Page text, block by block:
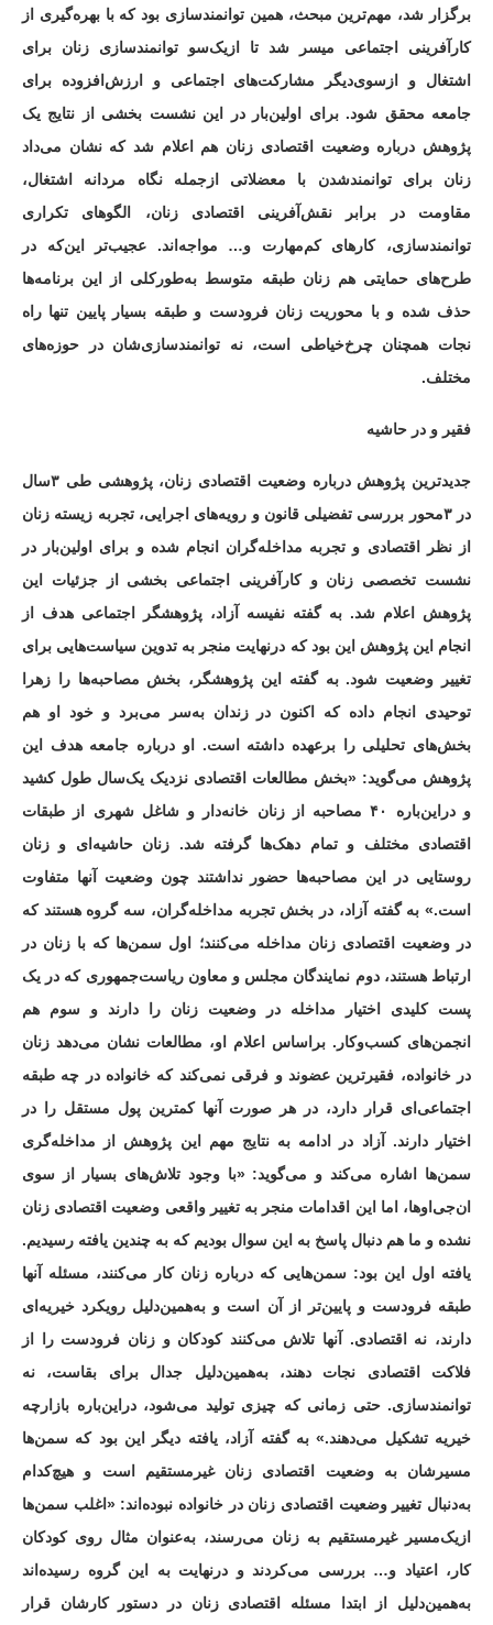
برگزار شد، مهم‌ترین مبحث، همین توانمندسازی بود که با بهره‌گیری از
کارآفرینی اجتماعی میسر شد تا ازیک‌سو توانمندسازی زنان برای
اشتغال و ازسوی‌دیگر مشارکت‌های اجتماعی و ارزش‌افزوده برای
جامعه محقق شود. برای اولین‌بار در این نشست بخشی از نتایج یک
پژوهش درباره وضعیت اقتصادی زنان هم اعلام شد که نشان می‌داد
زنان برای توانمندشدن با معضلاتی ازجمله نگاه مردانه اشتغال،
مقاومت در برابر نقش‌آفرینی اقتصادی زنان، الگوهای تکراری
توانمندسازی، کارهای کم‌مهارت و… مواجه‌اند. عجیب‌تر این‌که در
طرح‌های حمایتی هم زنان طبقه متوسط به‌طورکلی از این برنامه‌ها
حذف شده و با محوریت زنان فرودست و طبقه بسیار پایین تنها راه
نجات‌ همچنان چرخ‌خیاطی است، نه توانمندسازی‌شان در حوزه‌های
مختلف.
فقیر و در حاشیه
جدیدترین پژوهش درباره وضعیت اقتصادی زنان، پژوهشی طی ۳سال
در ۳محور بررسی تفضیلی قانون و رویه‌های اجرایی، تجربه زیسته زنان
از نظر اقتصادی و تجربه مداخله‌گران انجام شده و برای اولین‌بار در
نشست تخصصی زنان و کارآفرینی اجتماعی بخشی از جزئیات این
پژوهش اعلام شد. به گفته نفیسه آزاد، پژوهشگر اجتماعی هدف از
انجام این پژوهش این بود که درنهایت منجر به تدوین سیاست‌هایی برای
تغییر وضعیت شود. به گفته این پژوهشگر، بخش مصاحبه‌ها را زهرا
توحیدی انجام داده که اکنون در زندان به‌سر می‌برد و خود او هم
بخش‌های تحلیلی را برعهده داشته است. او درباره جامعه هدف این
پژوهش می‌گوید: «بخش مطالعات اقتصادی نزدیک یک‌سال طول کشید
و دراین‌باره ۴۰ مصاحبه از زنان خانه‌دار و شاغل شهری از طبقات
اقتصادی مختلف و تمام دهک‌ها گرفته شد. زنان حاشیه‌ای و زنان
روستایی در این مصاحبه‌ها حضور نداشتند چون وضعیت آنها متفاوت
است.» به گفته آزاد، در بخش تجربه مداخله‌گران، سه گروه هستند که
در وضعیت اقتصادی زنان مداخله می‌کنند؛ اول سمن‌ها که با زنان در
ارتباط هستند، دوم نمایندگان مجلس و معاون ریاست‌جمهوری که در یک
پست کلیدی اختیار مداخله در وضعیت زنان را دارند و سوم هم
انجمن‌های کسب‌وکار. براساس اعلام او، مطالعات نشان می‌دهد زنان
در خانواده‌، فقیرترین عضوند و فرقی نمی‌کند که خانواده در چه طبقه
اجتماعی‌ای قرار دارد، در هر صورت آنها کمترین پول مستقل را در
اختیار دارند. آزاد در ادامه به نتایج مهم این پژوهش از مداخله‌گری
سمن‌ها اشاره می‌کند و می‌گوید: «با وجود تلاش‌های بسیار از سوی
ان‌جی‌اوها، اما این اقدامات منجر به تغییر واقعی وضعیت اقتصادی زنان
نشده و ما هم دنبال پاسخ به این سوال بودیم که به چندین یافته رسیدیم.
یافته اول این بود: سمن‌هایی که درباره زنان کار می‌کنند، مسئله آنها
طبقه فرودست و پایین‌تر از آن است و به‌همین‌دلیل رویکرد خیریه‌ای
دارند، نه اقتصادی. آنها تلاش می‌کنند کودکان و زنان فرودست را از
فلاکت اقتصادی نجات دهند، به‌همین‌دلیل جدال برای بقاست، نه
توانمندسازی. حتی زمانی که چیزی تولید می‌شود، دراین‌باره بازارچه
خیریه تشکیل می‌دهند.»‌ به گفته آزاد، یافته دیگر این بود که سمن‌ها
مسیرشان به وضعیت اقتصادی زنان غیرمستقیم است و هیچ‌کدام
به‌دنبال تغییر وضعیت اقتصادی زنان در خانواده نبوده‌اند: «اغلب سمن‌ها
ازیک‌مسیر غیرمستقیم به زنان می‌رسند، به‌عنوان مثال روی کودکان
کار، اعتیاد و… بررسی می‌کردند و درنهایت به این گروه رسیده‌اند
به‌همین‌دلیل از ابتدا مسئله اقتصادی زنان در دستور کارشان قرار